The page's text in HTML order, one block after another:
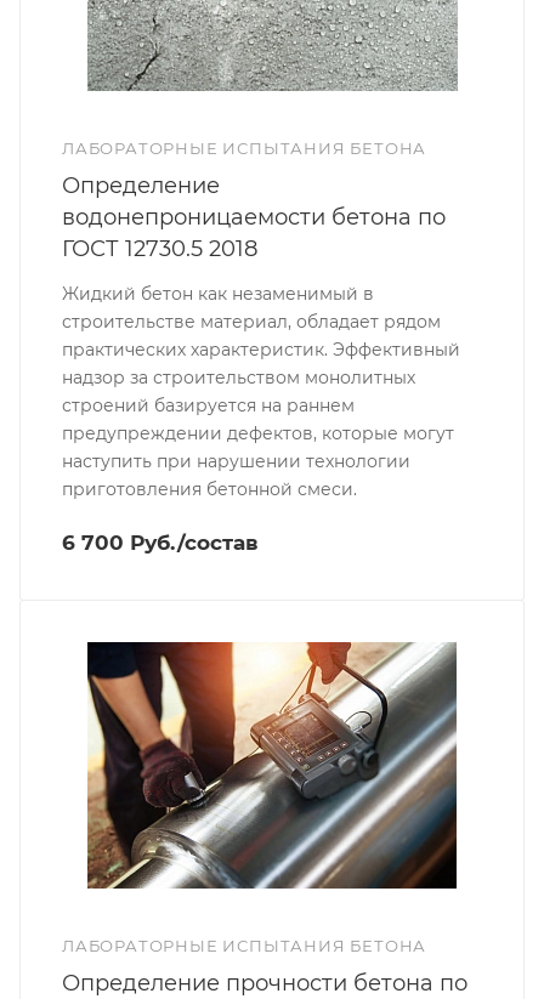
ЛАБОРАТОРНЫЕ ИСПЫТАНИЯ БЕТОНА
Определение
водонепроницаемости бетона по
ГОСТ 12730.5 2018
Жидкий бетон как незаменимый в
строительстве материал, обладает рядом
практических характеристик. Эффективный
надзор за строительством монолитных
строений базируется на раннем
предупреждении дефектов, которые могут
наступить при нарушении технологии
приготовления бетонной смеси.
6 700 Руб./состав
ЛАБОРАТОРНЫЕ ИСПЫТАНИЯ БЕТОНА
Определение прочности бетона по